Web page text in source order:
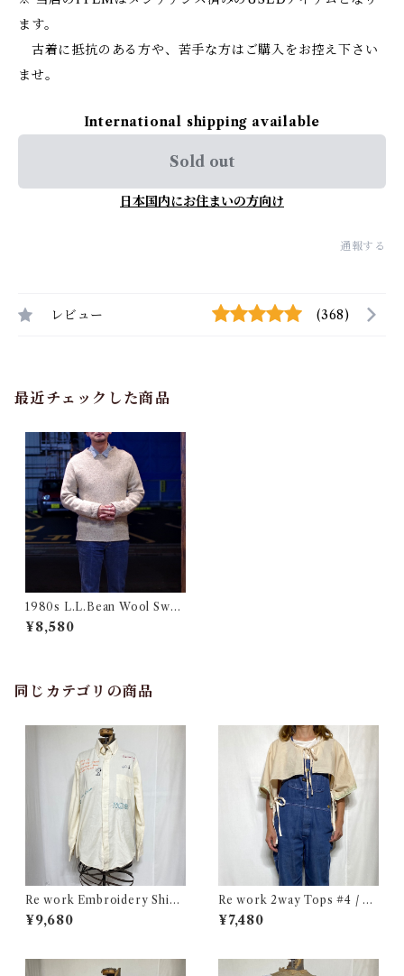
ます。
古着に抵抗のある方や、苦手な方はご購入をお控え下さい
ませ。
International shipping available
Sold out
日本国内にお住まいの方向け
通報する
レビュー (368)
最近チェックした商品
1980s L.L.Bean Wool Swea
ter / エルエル・ビーン ミック
ス セーター
¥8,580
同じカテゴリの商品
Re work Embroidery Shirt
/ リワーク ハンド刺繍入り シ
ャツ 古着
¥9,680
Re work 2way Tops #4 / リ
ワーク 2way トップス 古着
¥7,480